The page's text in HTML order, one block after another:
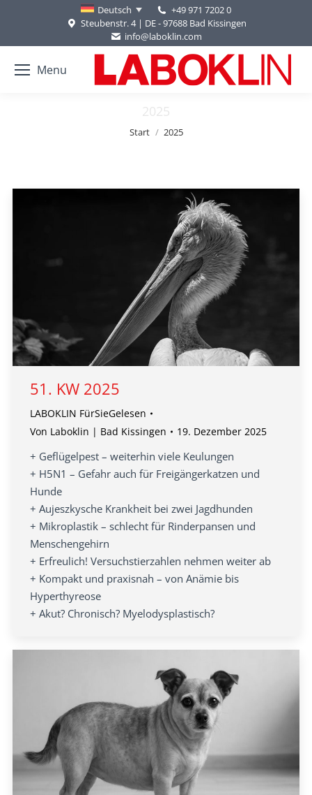
Deutsch
+49 971 7202 0
Steubenstr. 4 | DE - 97688 Bad Kissingen
info@laboklin.com
Menu
2025
Sie befinden sich hier:
Start 2025
51. KW 2025
LABOKLIN FürSieGelesen
Von Laboklin | Bad Kissingen 19. Dezember 2025
+ Geflügelpest – weiterhin viele Keulungen
+ H5N1 – Gefahr auch für Freigängerkatzen und
Hunde
+ Aujeszkysche Krankheit bei zwei Jagdhunden
+ Mikroplastik – schlecht für Rinderpansen und
Menschengehirn
+ Erfreulich! Versuchstierzahlen nehmen weiter ab
+ Kompakt und praxisnah – von Anämie bis
Hyperthyreose
+ Akut? Chronisch? Myelodysplastisch?